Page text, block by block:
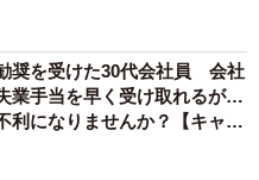
奨を受けた30代会社員 会社
業手当を早く受け取れるが…
利になりませんか？【キャリ
解説】